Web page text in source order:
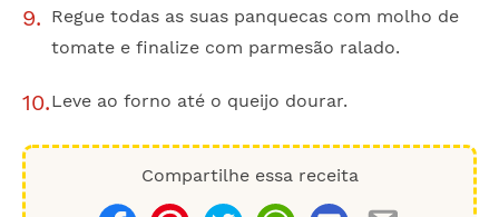
Regue todas as suas panquecas com molho de
tomate e finalize com parmesão ralado.
Leve ao forno até o queijo dourar.
Compartilhe essa receita